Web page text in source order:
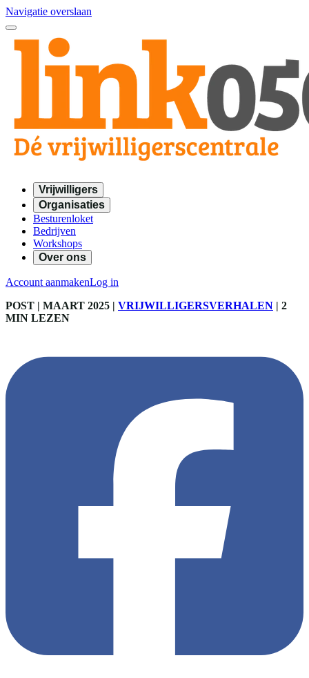
Navigatie overslaan
Vrijwilligers
Organisaties
Besturenloket
Bedrijven
Workshops
Over ons
Account aanmakenLog in
POST | MAART 2025 | VRIJWILLIGERSVERHALEN | 2
MIN LEZEN